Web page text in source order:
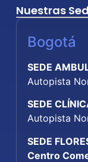
Nuestras
Bogotá
SEDE
Autopista
SEDE
Autopista
SEDE
Centro